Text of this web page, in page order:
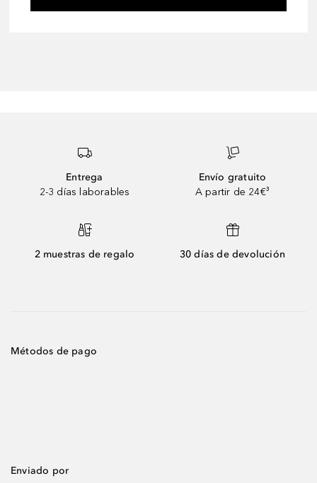
Entrega
2-3 días laborables
Envío gratuito
A partir de 24€³
2 muestras de regalo 30 días de devolución
Métodos de pago
Enviado por